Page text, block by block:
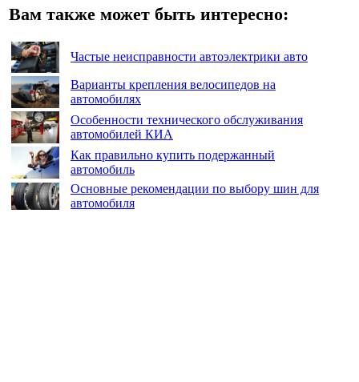
Вам также может быть интересно:
Частые неисправности автоэлектрики авто
Варианты крепления велосипедов на
автомобилях
Особенности технического обслуживания
автомобилей КИА
Как правильно купить подержанный
автомобиль
Основные рекомендации по выбору шин для
автомобиля